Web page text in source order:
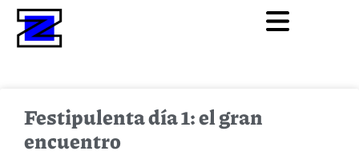
Festipulenta día 1: el gran
encuentro